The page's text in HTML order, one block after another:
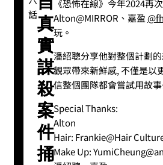
話
真
實
謀
殺
案
件
捅
《恐怖在線》今年2024再
Alton@MIRROR、嘉盈
玩。
潘紹聰分享他對整個計劃
觀眾帶來新鮮感, 不僅是以
信整個團隊都會嘗試用故
Special Thanks:
Alton
Hair: Frankie@Hair
Make Up: